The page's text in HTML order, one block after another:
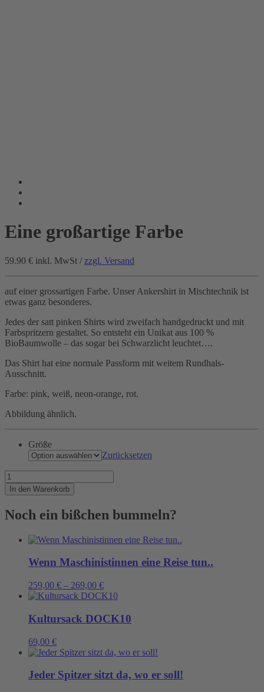
Eine großartige Farbe
59.90 € inkl. MwSt / zzgl. Versand
auf einer grossartigen Farbe. Unser Ankershirt in Mischtechnik ist
etwas ganz besonderes.
Jedes der satt pinken Shirts wird zweifach handgedruckt und mit
Farbspritzern gestaltet. So entsteht ein Unikat aus 100 %
BioBaumwolle – das sogar bei Schwarzlicht leuchtet….
Das Shirt hat eine normale Passform mit weitem Rundhals-
Ausschnitt.
Farbe: pink, weiß, neon-orange, rot.
Abbildung ähnlich.
Größe
Zurücksetzen
Eine
großartige
Farbe
In den Warenkorb
Noch ein bißchen bummeln?
Wenn Maschinistinnen eine Reise tun..
259,00 € – 269,00 €
Kultursack DOCK10
69,00 €
Jeder Spitzer sitzt da, wo er soll!